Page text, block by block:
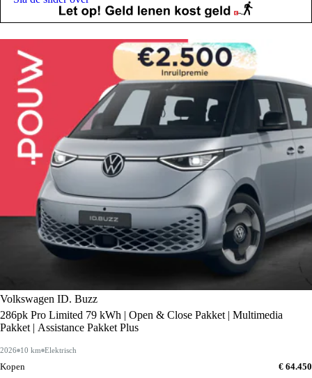
Volkswagen ID. Buzz
286pk Pro Limited 79 kWh | Open & Close Pakket | Multimedia
Pakket | Assistance Pakket Plus
2026 10 km Elektrisch
Kopen
€ 64.450